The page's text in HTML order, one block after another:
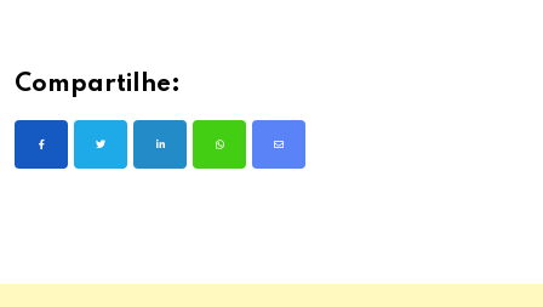
Compartilhe: